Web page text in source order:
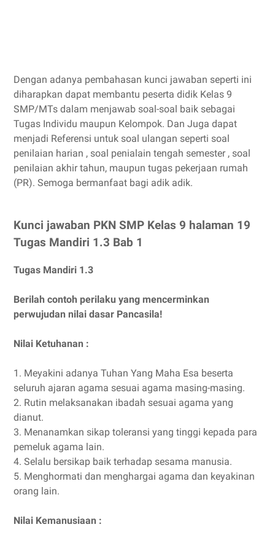
Dengan adanya pembahasan kunci jawaban seperti ini
diharapkan dapat membantu peserta didik Kelas 9
SMP/MTs dalam menjawab soal-soal baik sebagai
Tugas Individu maupun Kelompok. Dan Juga dapat
menjadi Referensi untuk soal ulangan seperti soal
penilaian harian , soal penialain tengah semester , soal
penilaian akhir tahun, maupun tugas pekerjaan rumah
(PR). Semoga bermanfaat bagi adik adik.
Kunci jawaban PKN SMP Kelas 9 halaman 19
Tugas Mandiri 1.3 Bab 1
Tugas Mandiri 1.3
Berilah contoh perilaku yang mencerminkan
perwujudan nilai dasar Pancasila!
Nilai Ketuhanan :
1. Meyakini adanya Tuhan Yang Maha Esa beserta
seluruh ajaran agama sesuai agama masing-masing.
2. Rutin melaksanakan ibadah sesuai agama yang
dianut.
3. Menanamkan sikap toleransi yang tinggi kepada para
pemeluk agama lain.
4. Selalu bersikap baik terhadap sesama manusia.
5. Menghormati dan menghargai agama dan keyakinan
orang lain.
Nilai Kemanusiaan :